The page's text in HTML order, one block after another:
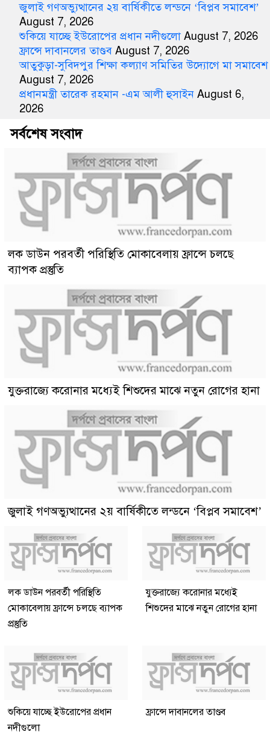
জুলাই গণঅভ্যুত্থানের ২য় বার্ষিকীতে লন্ডনে ‘বিপ্লব সমাবেশ’
August 7, 2026
শুকিয়ে যাচ্ছে ইউরোপের প্রধান নদীগুলো August 7, 2026
ফ্রান্সে দাবানলের তাণ্ডব August 7, 2026
আতুকুড়া-সুবিদপুর শিক্ষা কল্যাণ সমিতির উদ্যোগে মা সমাবেশ
August 7, 2026
প্রধানমন্ত্রী তারেক রহমান -এম আলী হুসাইন August 6,
2026
সর্বশেষ সংবাদ
লক ডাউন পরবর্তী পরিস্থিতি মোকাবেলায় ফ্রান্সে চলছে
ব্যাপক প্রস্তুতি
যুক্তরাজ্যে করোনার মধ্যেই শিশুদের মাঝে নতুন রোগের হানা
জুলাই গণঅভ্যুত্থানের ২য় বার্ষিকীতে লন্ডনে ‘বিপ্লব সমাবেশ’
লক ডাউন পরবর্তী পরিস্থিতি
মোকাবেলায় ফ্রান্সে চলছে ব্যাপক
প্রস্তুতি
যুক্তরাজ্যে করোনার মধ্যেই
শিশুদের মাঝে নতুন রোগের হানা
শুকিয়ে যাচ্ছে ইউরোপের প্রধান
নদীগুলো
ফ্রান্সে দাবানলের তাণ্ডব